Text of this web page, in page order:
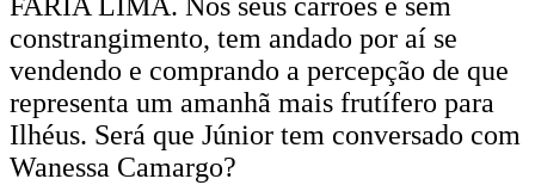
constrangimento, tem andado por aí se
vendendo e comprando a percepção de que
representa um amanhã mais frutífero para
Ilhéus. Será que Júnior tem conversado com
Wanessa Camargo?